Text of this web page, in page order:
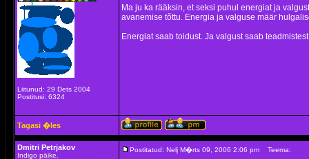
Liitunud: 29 Dets 2004
Postitusi: 6324
Ma ju ka rääksin, et seksi puhul energiat ja
avanemise tõttu. Energia ja valguse määr
Energiat saab toidust. Ja valgust saab
Tagasi �les
Dmitri Petrjakov
Indigo päike.
Postitatud: Nelj M�rts 09, 2006 2:06 pm Teema: